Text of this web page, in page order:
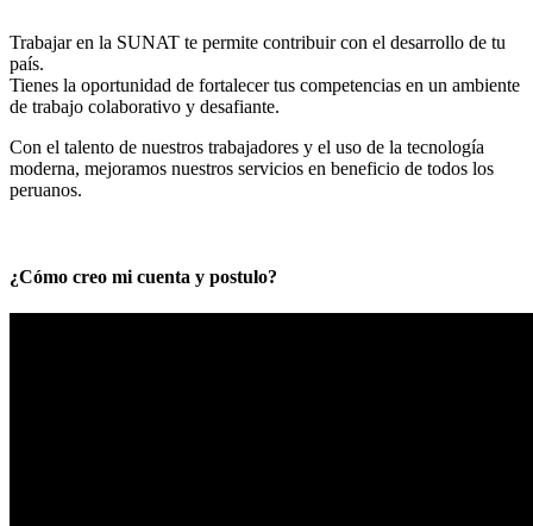
Trabajar en la SUNAT te permite contribuir con el desarrollo de tu
país.
Tienes la oportunidad de fortalecer tus competencias en un ambiente
de trabajo colaborativo y desafiante.
Con el talento de nuestros trabajadores y el uso de la tecnología
moderna, mejoramos nuestros servicios en beneficio de todos los
peruanos.
¿Cómo creo mi cuenta y postulo?